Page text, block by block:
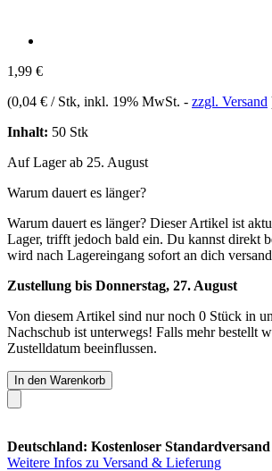
1,99 €
(0,04 € / Stk, inkl. 19% MwSt. - zzgl. Versand
Inhalt: 50 Stk
Auf Lager ab 25. August
Warum dauert es länger?
Warum dauert es länger? Dieser Artikel ist
Lager, trifft jedoch bald ein. Du kannst direkt
wird nach Lagereingang sofort an dich
Zustellung bis Donnerstag, 27. August
Von diesem Artikel sind nur noch 0 Stück in
Nachschub ist unterwegs! Falls mehr bestellt
Zustelldatum beeinflussen.
In den Warenkorb
Deutschland: Kostenloser Standardversand
Weitere Infos zu Versand & Lieferung